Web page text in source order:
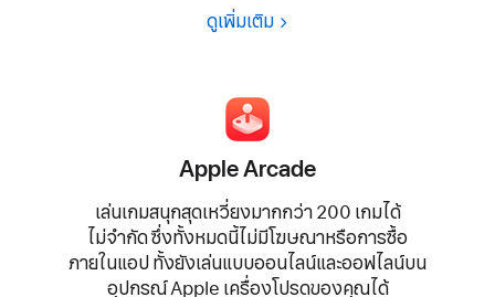
ดูเพิ่มเติม
Apple Arcade
เล่นเกมสนุกสุดเหวี่ยงมากกว่า200 เกมได้
ไม่จำกัดซึ่งทั้งหมดนี้ไม่มีโฆษณาหรือการซื้อ
ภายในแอปทั้งยังเล่นแบบออนไลน์และออฟไลน์บน
อุปกรณ์Apple เครื่องโปรดของคุณได้